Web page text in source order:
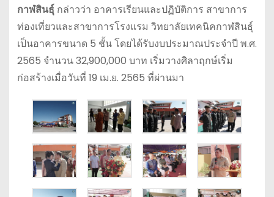
กาฬสินธุ์กล่าวว่า อาคารเรียนและปฏิบัติการ สาขาการ
ท่องเที่ยวและสาขาการโรงแรม วิทยาลัยเทคนิคกาฬสินธุ์
เป็นอาคารขนาด 5 ชั้น โดยได้รับงบประมาณประจำปี พ.ศ.
2565 จำนวน 32,900,000 บาท เริ่มวางศิลาฤกษ์เริ่ม
ก่อสร้างเมื่อวันที่ 19 เม.ย. 2565 ที่ผ่านมา